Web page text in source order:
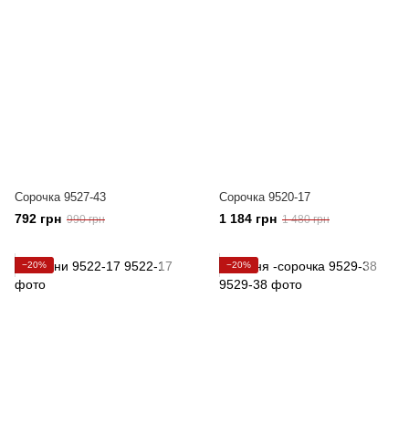
Сорочка 9527-43
792 грн 990 грн
Сорочка 9520-17
1 184 грн 1 480 грн
−20% −20%